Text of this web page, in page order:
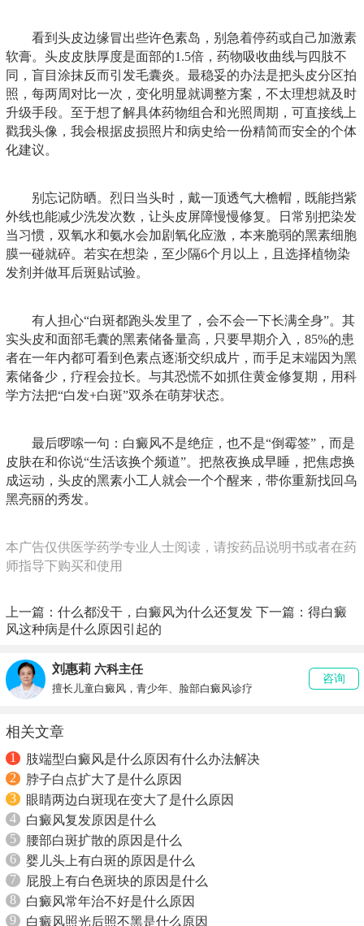
看到头皮边缘冒出些许色素岛，别急着停药或自己加激素
软膏。头皮皮肤厚度是面部的1.5倍，药物吸收曲线与四肢不
同，盲目涂抹反而引发毛囊炎。最稳妥的办法是把头皮分区拍
照，每两周对比一次，变化明显就调整方案，不太理想就及时
升级手段。至于想了解具体药物组合和光照周期，可直接线上
戳我头像，我会根据皮损照片和病史给一份精简而安全的个体
化建议。
别忘记防晒。烈日当头时，戴一顶透气大檐帽，既能挡紫
外线也能减少洗发次数，让头皮屏障慢慢修复。日常别把染发
当习惯，双氧水和氨水会加剧氧化应激，本来脆弱的黑素细胞
膜一碰就碎。若实在想染，至少隔6个月以上，且选择植物染
发剂并做耳后斑贴试验。
有人担心“白斑都跑头发里了，会不会一下长满全身”。其
实头皮和面部毛囊的黑素储备量高，只要早期介入，85%的患
者在一年内都可看到色素点逐渐交织成片，而手足末端因为黑
素储备少，疗程会拉长。与其恐慌不如抓住黄金修复期，用科
学方法把“白发+白斑”双杀在萌芽状态。
最后啰嗦一句：白癜风不是绝症，也不是“倒霉签”，而是
皮肤在和你说“生活该换个频道”。把熬夜换成早睡，把焦虑换
成运动，头皮的黑素小工人就会一个个醒来，带你重新找回乌
黑亮丽的秀发。
本广告仅供医学药学专业人士阅读，请按药品说明书或者在药
师指导下购买和使用
上一篇： 什么都没干，白癜风为什么还复发 下一篇： 得白癜
风这种病是什么原因引起的
刘惠莉 六科主任
擅长儿童白癜风，青少年、脸部白癜风诊疗
咨询
相关文章
1
肢端型白癜风是什么原因有什么办法解决
2
脖子白点扩大了是什么原因
3
眼睛两边白斑现在变大了是什么原因
4
白癜风复发原因是什么
5
腰部白斑扩散的原因是什么
6
婴儿头上有白斑的原因是什么
7
屁股上有白色斑块的原因是什么
8
白癜风常年治不好是什么原因
9
白癜风照光后照不黑是什么原因